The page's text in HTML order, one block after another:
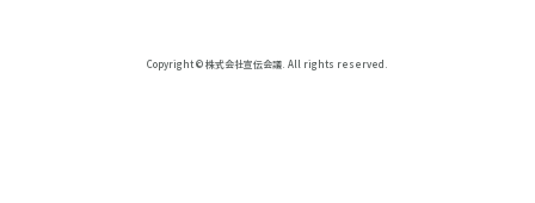
Copyright © 株式会社宣伝会議. All rights reserved.